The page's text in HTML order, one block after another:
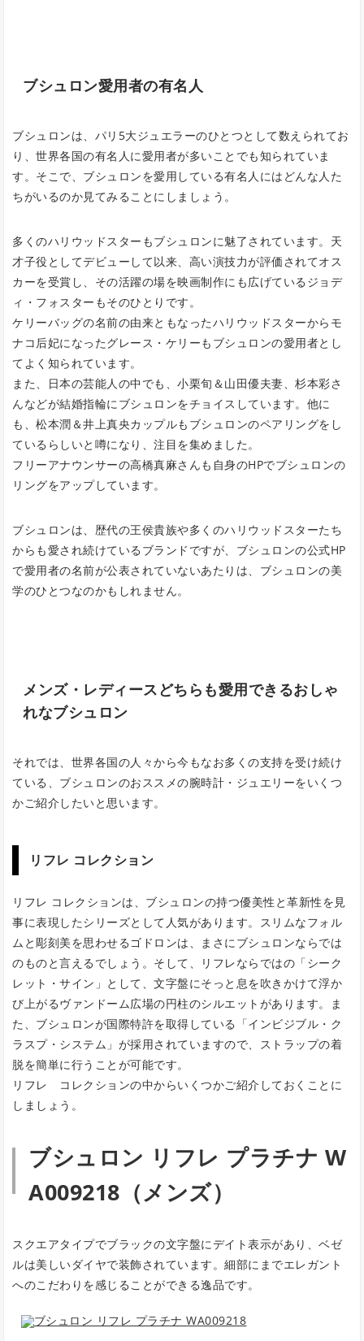
ブシュロン愛用者の有名人
ブシュロンは、パリ5大ジュエラーのひとつとして数えられてお
り、世界各国の有名人に愛用者が多いことでも知られていま
す。そこで、ブシュロンを愛用している有名人にはどんな人た
ちがいるのか見てみることにしましょう。
多くのハリウッドスターもブシュロンに魅了されています。天
才子役としてデビューして以来、高い演技力が評価されてオス
カーを受賞し、その活躍の場を映画制作にも広げているジョデ
ィ・フォスターもそのひとりです。
ケリーバッグの名前の由来ともなったハリウッドスターからモ
ナコ后妃になったグレース・ケリーもブシュロンの愛用者とし
てよく知られています。
また、日本の芸能人の中でも、小栗旬＆山田優夫妻、杉本彩さ
んなどが結婚指輪にブシュロンをチョイスしています。他に
も、松本潤＆井上真央カップルもブシュロンのペアリングをし
ているらしいと噂になり、注目を集めました。
フリーアナウンサーの高橋真麻さんも自身のHPでブシュロンの
リングをアップしています。
ブシュロンは、歴代の王侯貴族や多くのハリウッドスターたち
からも愛され続けているブランドですが、ブシュロンの公式HP
で愛用者の名前が公表されていないあたりは、ブシュロンの美
学のひとつなのかもしれません。
メンズ・レディースどちらも愛用できるおしゃ
れなブシュロン
それでは、世界各国の人々から今もなお多くの支持を受け続け
ている、ブシュロンのおススメの腕時計・ジュエリーをいくつ
かご紹介したいと思います。
リフレ コレクション
リフレ コレクションは、ブシュロンの持つ優美性と革新性を見
事に表現したシリーズとして人気があります。スリムなフォル
ムと彫刻美を思わせるゴドロンは、まさにブシュロンならでは
のものと言えるでしょう。そして、リフレならではの「シーク
レット・サイン」として、文字盤にそっと息を吹きかけて浮か
び上がるヴァンドーム広場の円柱のシルエットがあります。ま
た、ブシュロンが国際特許を取得している「インビジブル・ク
ラスプ・システム」が採用されていますので、ストラップの着
脱を簡単に行うことが可能です。
リフレ コレクションの中からいくつかご紹介しておくことに
しましょう。
ブシュロン リフレ プラチナ W
A009218（メンズ）
スクエアタイプでブラックの文字盤にデイト表示があり、ベゼ
ルは美しいダイヤで装飾されています。細部にまでエレガント
へのこだわりを感じることができる逸品です。